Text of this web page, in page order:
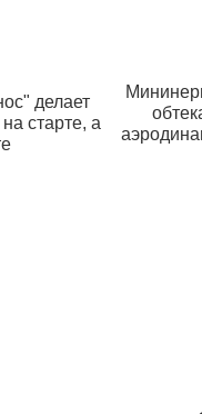
делает
старте, а